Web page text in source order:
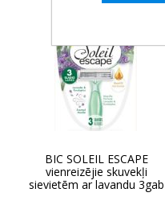
BIC SOLEIL ESCAPE
vienreizējie skuvekļi
sievietēm ar lavandu 3gab